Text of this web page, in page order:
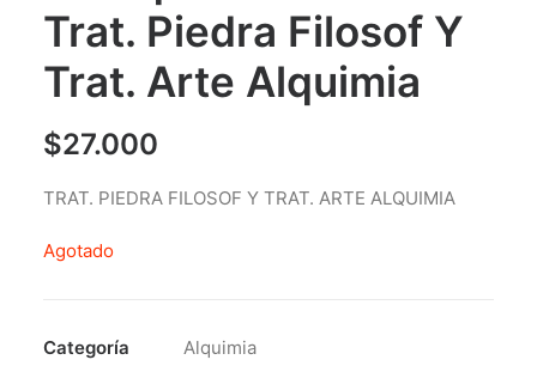
Trat. Piedra Filosof Y
Trat. Arte Alquimia
$27.000
TRAT. PIEDRA FILOSOF Y TRAT. ARTE ALQUIMIA
Agotado
Categoría Alquimia